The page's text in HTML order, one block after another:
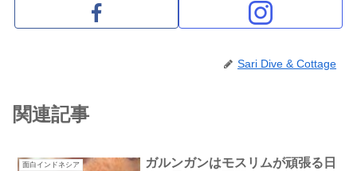
Sari Dive & Cottage
関連記事
面白インドネシア
ガルンガンはモスリムが頑張る日